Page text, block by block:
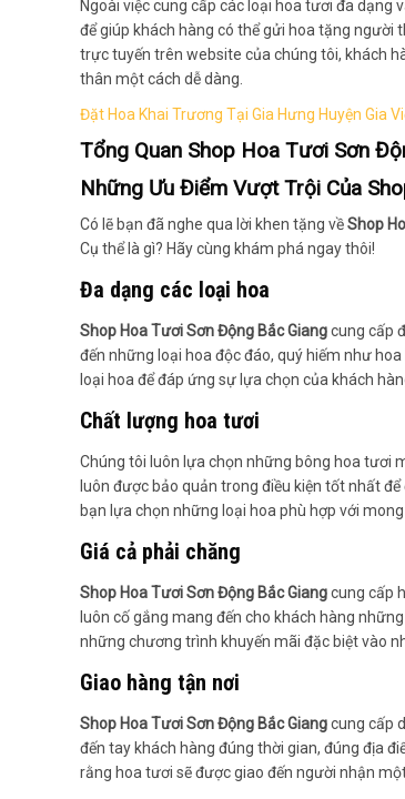
Ngoài việc cung cấp các loại hoa tươi đa dạng
để giúp khách hàng có thể gửi hoa tặng người
trực tuyến trên website của chúng tôi, khách
thân một cách dễ dàng.
Đặt Hoa Khai Trương Tại Gia Hưng Huyện Gia
Tổng Quan Shop Hoa Tươi Sơn
Những Ưu Điểm Vượt Trội Của
Có lẽ bạn đã nghe qua lời khen tặng vềShop
Cụ thể là gì? Hãy cùng khám phá ngay thôi!
Đa dạng các loại hoa
Shop Hoa Tươi Sơn Động Bắc Giangcung cấp
đến những loại hoa độc đáo, quý hiếm như
loại hoa để đáp ứng sự lựa chọn của khách
Chất lượng hoa tươi
Chúng tôi luôn lựa chọn những bông hoa tươi
luôn được bảo quản trong điều kiện tốt nhất
bạn lựa chọn những loại hoa phù hợp với
Giá cả phải chăng
Shop Hoa Tươi Sơn Động Bắc Giangcung cấp
luôn cố gắng mang đến cho khách hàng
những chương trình khuyến mãi đặc biệt vào
Giao hàng tận nơi
Shop Hoa Tươi Sơn Động Bắc Giangcung cấp
đến tay khách hàng đúng thời gian, đúng địa
rằng hoa tươi sẽ được giao đến người nhận